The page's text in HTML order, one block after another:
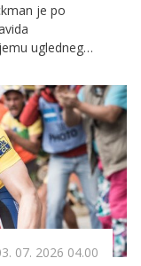
je po
uglednega
07. 2026 04.00